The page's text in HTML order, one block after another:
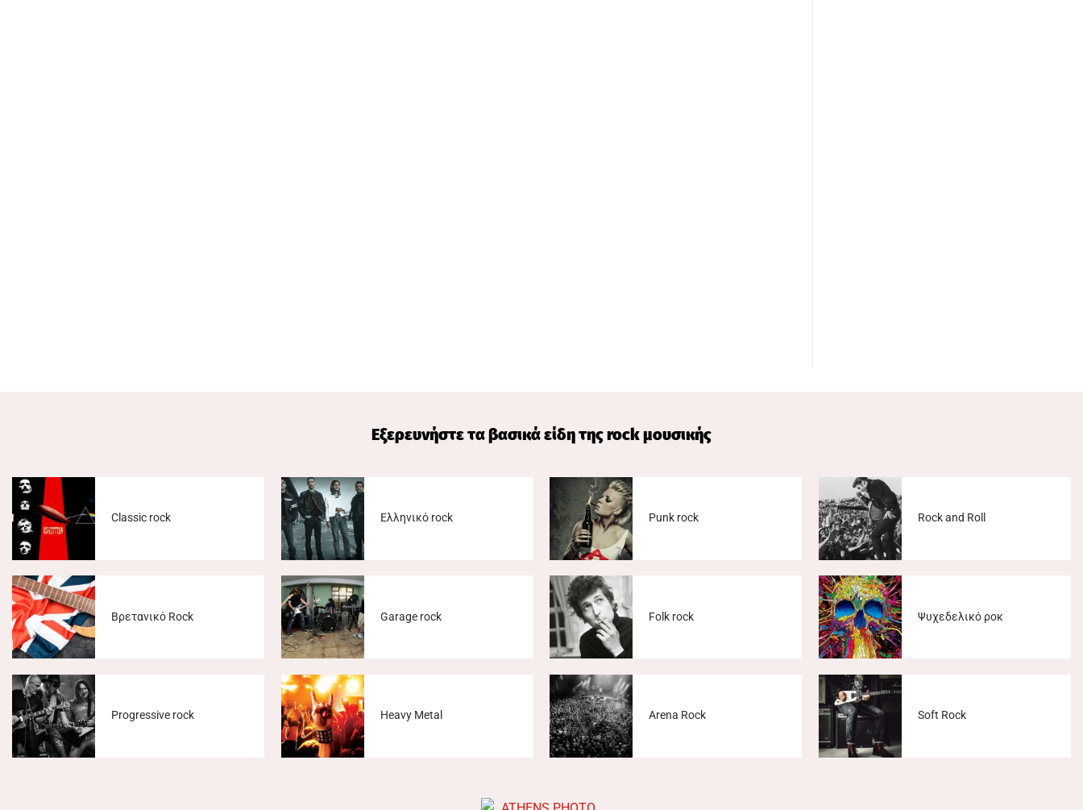
Εξερευνήστε τα βασικά είδη της rock μουσικής
Classic rock Ελληνικό rock Punk rock Rock and Roll
Βρετανικό Rock Garage rock Folk rock Ψυχεδελικό ροκ
Progressive rock Heavy Metal Arena Rock Soft Rock